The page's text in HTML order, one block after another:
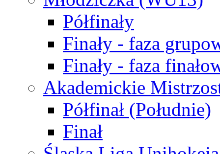
Półfinały
Finały - faza
Finały - faza
Akademickie
Półfinał (Południe)
Finał